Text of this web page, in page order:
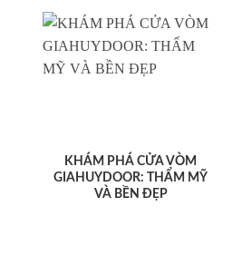
KHÁM PHÁ CỬA VÒM
GIAHUYDOOR: THẨM MỸ
VÀ BỀN ĐẸP